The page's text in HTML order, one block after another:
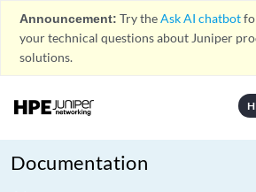
Announcement: Try theAsk AI chatbot
your technical questions about Juniper
solutions.
Documentation